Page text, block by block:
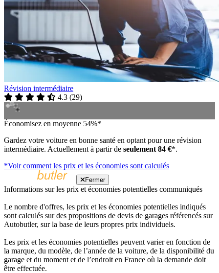
Révision intermédiaire
4.3 (29)
Économisez en moyenne 54%*
Gardez votre voiture en bonne santé en optant pour une révision
intermédiaire. Actuellement à partir de seulement 84 €*.
*Voir comment les prix et les économies sont calculés
Fermer
Informations sur les prix et économies potentielles communiqués
Le nombre d'offres, les prix et les économies potentielles indiqués
sont calculés sur des propositions de devis de garages référencés sur
Autobutler, sur la base de leurs propres prix individuels.
Les prix et les économies potentielles peuvent varier en fonction de
la marque, du modèle, de l’année de la voiture, de la disponibilité du
garage et du moment et de l’endroit en France où la demande doit
être effectuée.